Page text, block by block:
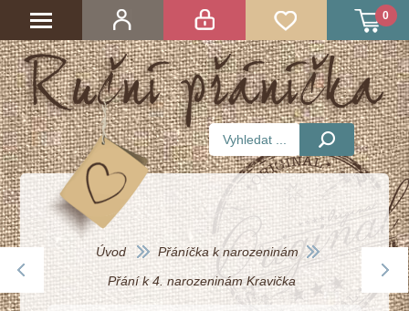
0
Úvod
Přáníčka k narozeninám
Přání k 4. narozeninám Kravička